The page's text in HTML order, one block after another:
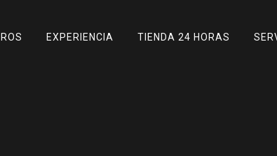
EXPERIENCIA TIENDA 24 HORAS